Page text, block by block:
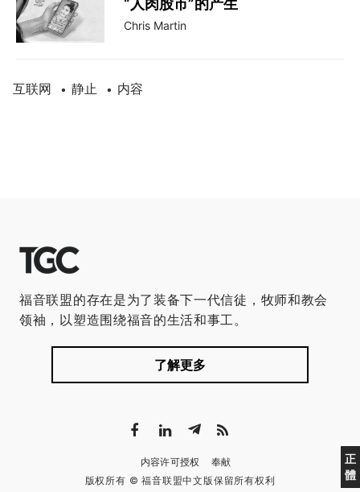
“人肉股市”的产生
Chris Martin
互联网 • 静止 • 内容
正
體
福音联盟的存在是为了装备下一代信徒，牧师和教会
领袖，以塑造围绕福音的生活和事工。
了解更多
内容许可授权
奉献
版权所有 © 福音联盟中文版保留所有权利